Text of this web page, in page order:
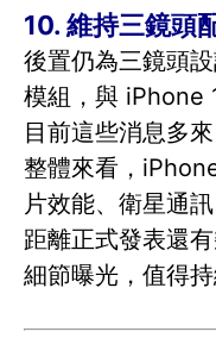
10. 維持三鏡頭
後置仍為三鏡頭
模組，與 iPhone
目前這些消息多
整體來看，
片效能、衛星通
距離正式發表還
細節曝光，值得持